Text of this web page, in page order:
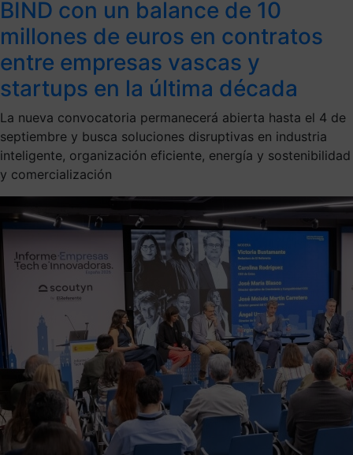
BIND con un balance de 10
millones de euros en contratos
entre empresas vascas y
startups en la última década
La nueva convocatoria permanecerá abierta hasta el 4 de
septiembre y busca soluciones disruptivas en industria
inteligente, organización eficiente, energía y sostenibilidad
y comercialización